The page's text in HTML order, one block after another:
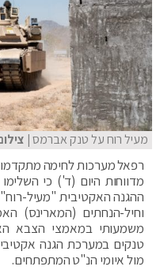
מעיל רוח על טנק אברמס|
מדווחות היום (ד') כי
ההגנה האקטיבית "מעיל-
וחיל-הנחתים (המארינס)
משמעותי במאמצי הצבא
טנקים במערכת הגנה
מול איומי הנ"ט המתפתחים.